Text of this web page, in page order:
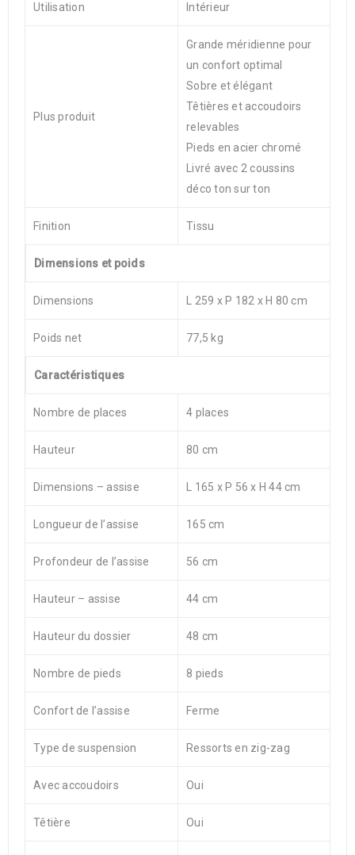
Utilisation Intérieur
Plus produit
Grande méridienne pour
un confort optimal
Sobre et élégant
Têtières et accoudoirs
relevables
Pieds en acier chromé
Livré avec 2 coussins
déco ton sur ton
Finition Tissu
Dimensions et poids
Dimensions L 259 x P 182 x H 80 cm
Poids net 77,5 kg
Caractéristiques
Nombre de places 4 places
Hauteur 80 cm
Dimensions – assise L 165 x P 56 x H 44 cm
Longueur de l’assise 165 cm
Profondeur de l’assise 56 cm
Hauteur – assise 44 cm
Hauteur du dossier 48 cm
Nombre de pieds 8 pieds
Confort de l’assise Ferme
Type de suspension Ressorts en zig-zag
Avec accoudoirs Oui
Têtière Oui